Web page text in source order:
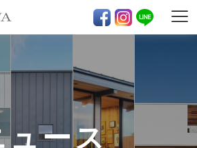
ュース